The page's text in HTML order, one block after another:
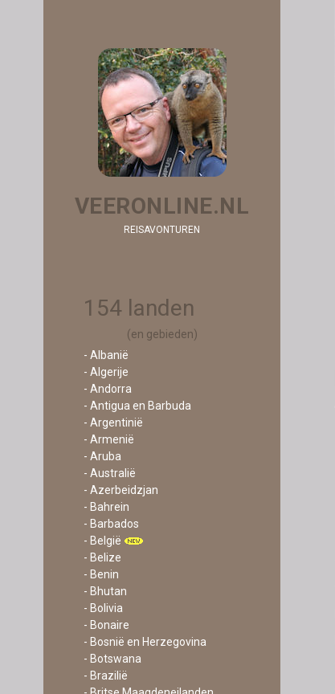
VEERONLINE.NL
REISAVONTUREN
154 landen
(en gebieden)
- Albanië
- Algerije
- Andorra
- Antigua en Barbuda
- Argentinië
- Armenië
- Aruba
- Australië
- Azerbeidzjan
- Bahrein
- Barbados
- België
- Belize
- Benin
- Bhutan
- Bolivia
- Bonaire
- Bosnië en Herzegovina
- Botswana
- Brazilië